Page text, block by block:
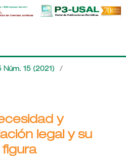
Núm. 15 (2021) /
y
legal y su